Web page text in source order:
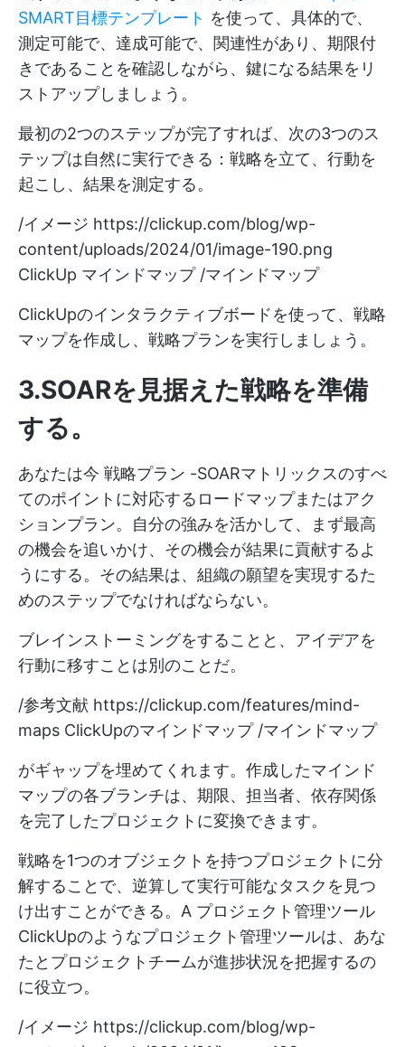
SMART目標テンプレート を使って、具体的で、
測定可能で、達成可能で、関連性があり、期限付
きであることを確認しながら、鍵になる結果をリ
ストアップしましょう。
最初の2つのステップが完了すれば、次の3つのス
テップは自然に実行できる：戦略を立て、行動を
起こし、結果を測定する。
/イメージ https://clickup.com/blog/wp-
content/uploads/2024/01/image-190.png
ClickUp マインドマップ /マインドマップ
ClickUpのインタラクティブボードを使って、戦略
マップを作成し、戦略プランを実行しましょう。
3.SOARを見据えた戦略を準備
する。
あなたは今 戦略プラン -SOARマトリックスのすべ
てのポイントに対応するロードマップまたはアク
ションプラン。自分の強みを活かして、まず最高
の機会を追いかけ、その機会が結果に貢献するよ
うにする。その結果は、組織の願望を実現するた
めのステップでなければならない。
ブレインストーミングをすることと、アイデアを
行動に移すことは別のことだ。
/参考文献 https://clickup.com/features/mind-
maps ClickUpのマインドマップ /マインドマップ
がギャップを埋めてくれます。作成したマインド
マップの各ブランチは、期限、担当者、依存関係
を完了したプロジェクトに変換できます。
戦略を1つのオブジェクトを持つプロジェクトに分
解することで、逆算して実行可能なタスクを見つ
け出すことができる。A プロジェクト管理ツール
ClickUpのようなプロジェクト管理ツールは、あな
たとプロジェクトチームが進捗状況を把握するの
に役立つ。
/イメージ https://clickup.com/blog/wp-